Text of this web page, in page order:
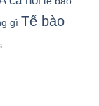
gì Tế bào